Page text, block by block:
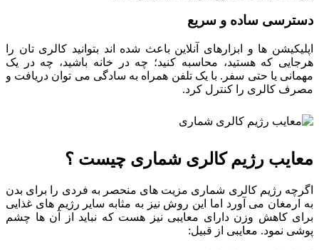
دسترسی ساده و سریع
اپلیکیشن ها و ابزارهای آنلاین باعث شده اند بتوانید کالری تان را
هرجایی که هستید، محاسبه کنید؛ چه در خانه باشید، چه در یک
مهمانی یا حتی سفر. با یک تلفن همراه به سادگی می توان دریافت و
مصرف کالری را کنترل کرد.
معایب رژیم کالری شماری چیست ؟
اگرچه رژیم کالری شماری مزیت های منحصر به فردی را برای بدن
به ارمغان می آورد اما این روش نیز به مثابه سایر رژیم های غذایی
برای کاهش وزن دارای معایبی نیز هست که نباید از آن ها چشم
پوشی نمود. معایبی از قبیل: